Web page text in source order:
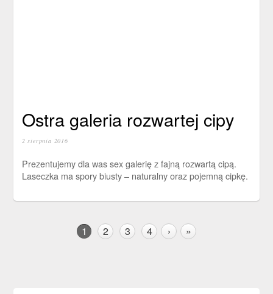
Ostra galeria rozwartej cipy
2 sierpnia 2016
Prezentujemy dla was sex galerię z fajną rozwartą cipą.
Laseczka ma spory biusty – naturalny oraz pojemną cipkę.
1 2 3 4 › »